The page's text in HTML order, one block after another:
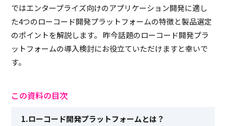
ではエンタープライズ向けのアプリケーション開発に適し
た4つのローコード開発プラットフォームの特徴と製品選定
のポイントを解説します。 昨今話題のローコード開発プラ
ットフォームの導入検討にお役立ていただけますと幸いで
す。
この資料の目次
ローコード開発プラットフォームとは？